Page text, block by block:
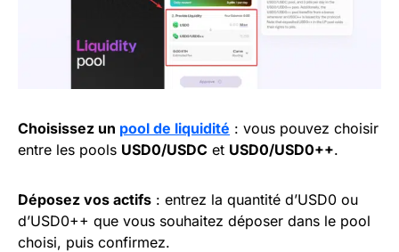
Choisissez un pool de liquidité : vous pouvez choisir
entre les pools USD0/USDC et USD0/USD0++.
Déposez vos actifs : entrez la quantité d’USD0 ou
d’USD0++ que vous souhaitez déposer dans le pool
choisi, puis confirmez.